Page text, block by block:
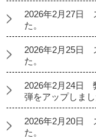
2026年2月27日
た。
2026年2月25日
た。
2026年2月24日
弾をアップしまし
2026年2月20日
た。